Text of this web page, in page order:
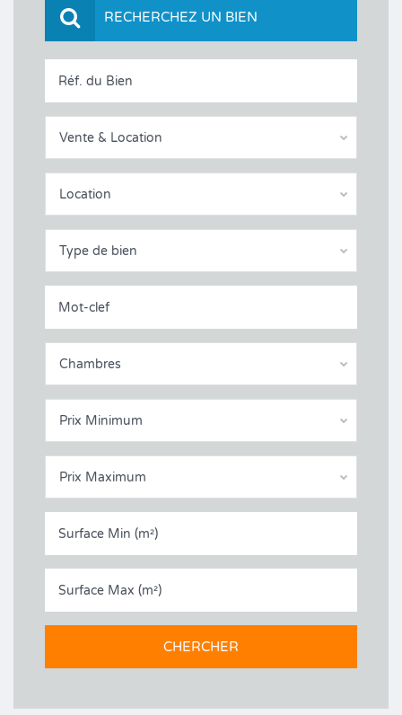
RECHERCHEZ UN BIEN
Vente & Location
Location
Type de bien
Chambres
Prix Minimum
Prix Maximum